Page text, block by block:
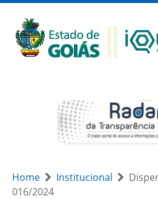
Home Institucional
016/2024